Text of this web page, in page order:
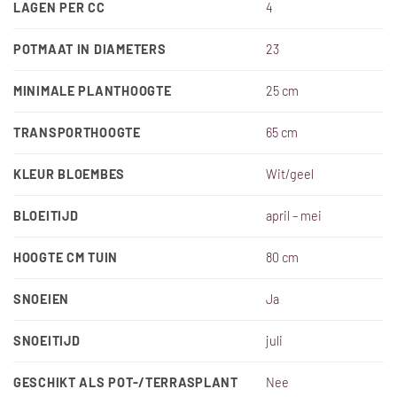
LAGEN PER CC 4
POTMAAT IN DIAMETERS 23
MINIMALE PLANTHOOGTE 25 cm
TRANSPORTHOOGTE 65 cm
KLEUR BLOEMBES Wit/geel
BLOEITIJD april – mei
HOOGTE CM TUIN 80 cm
SNOEIEN Ja
SNOEITIJD juli
GESCHIKT ALS POT-/TERRASPLANT Nee